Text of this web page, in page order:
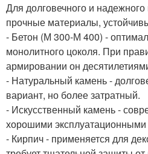
Для долговечного и
прочные материалы,
- Бетон (М 300-М 400) -
монолитного цоколя. При
армировании он
- Натуральный камень -
вариант, но более затратный.
- Искусственный камень -
хорошими эксплуатационными
- Кирпич - применяется для